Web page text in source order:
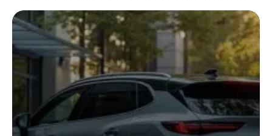
: pourquoi la GTR ou la RZ d’Ultima
supercar pourraient vous surprendre
24 janvier 2026